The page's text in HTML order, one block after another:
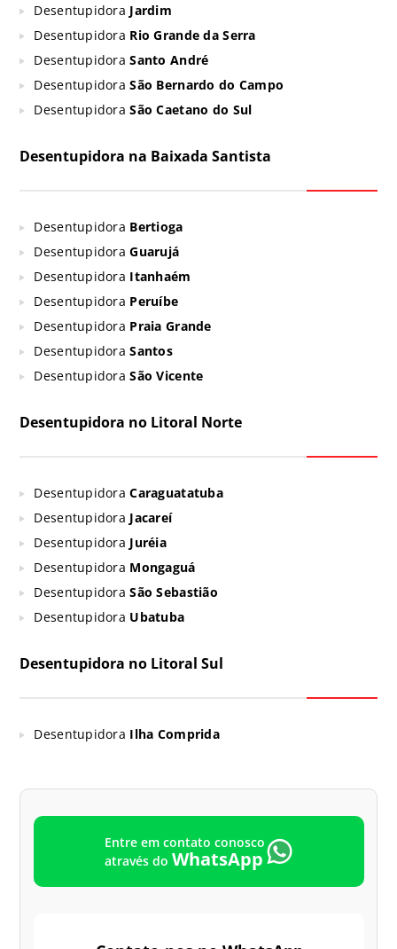
Desentupidora Jardim
Desentupidora Rio Grande da Serra
DesentupidoraSanto André
DesentupidoraSão Bernardo do Campo
DesentupidoraSão Caetano do Sul
Desentupidora na Baixada Santista
Desentupidora Bertioga
DesentupidoraGuarujá
Desentupidora Itanhaém
Desentupidora Peruíbe
Desentupidora Praia Grande
DesentupidoraSantos
DesentupidoraSão Vicente
Desentupidora no Litoral Norte
DesentupidoraCaraguatatuba
Desentupidora Jacareí
Desentupidora Juréia
Desentupidora Mongaguá
DesentupidoraSão Sebastião
Desentupidora Ubatuba
Desentupidora no Litoral Sul
Desentupidora Ilha Comprida
Entre em contato conosco
através do WhatsApp